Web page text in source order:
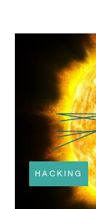
HACKING